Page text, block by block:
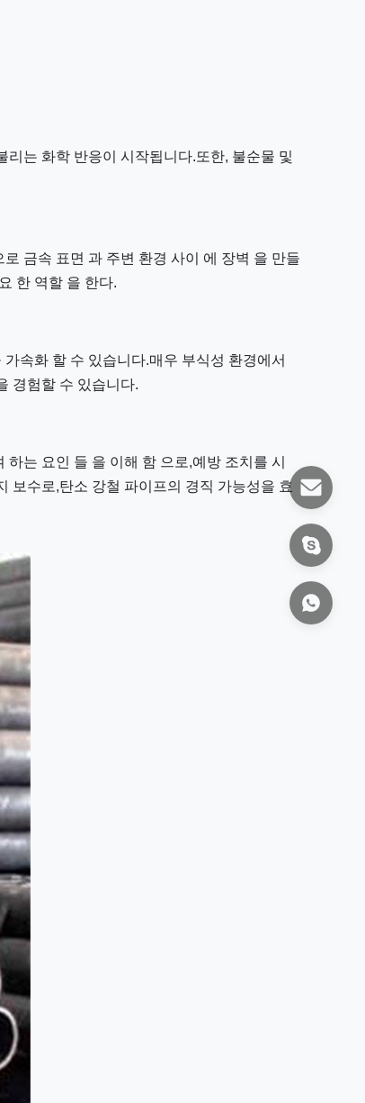
는 화학 반응이 시작됩니다.또한, 불순물 및
금속 표면 과 주변 환경 사이 에 장벽 을 만들
한 역할 을 한다.
속화 할 수 있습니다.매우 부식성 환경에서
경험할 수 있습니다.
는 요인 들 을 이해 함 으로,예방 조치를 시
보수로,탄소 강철 파이프의 경직 가능성을 효